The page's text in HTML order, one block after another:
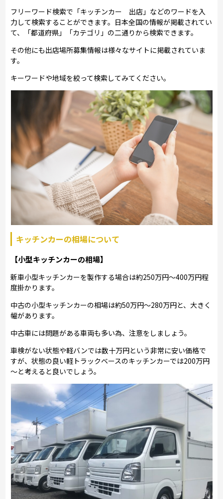
フリーワード検索で「キッチンカー 出店」などのワードを入
力して検索することができます。日本全国の情報が掲載されてい
て、「都道府県」「カテゴリ」の二通りから検索できます。
その他にも出店場所募集情報は様々なサイトに掲載されていま
す。
キーワードや地域を絞って検索してみてください。
キッチンカーの相場について
【小型キッチンカーの相場】
新車小型キッチンカーを製作する場合は約250万円～400万円程
度掛かります。
中古の小型キッチンカーの相場は約50万円～280万円と、大きく
幅があります。
中古車には問題がある車両も多い為、注意をしましょう。
車検がない状態や軽バンでは数十万円という非常に安い価格で
すが、状態の良い軽トラックベースのキッチンカーでは200万円
～と考えると良いでしょう。